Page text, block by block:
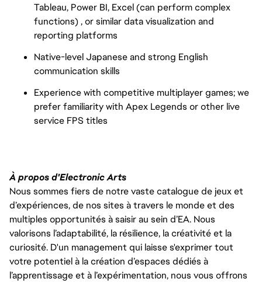
Tableau, Power BI, Excel (can perform complex
functions) , or similar data visualization and
reporting platforms
Native-level Japanese and strong English
communication skills
Experience with competitive multiplayer games; we
prefer familiarity with Apex Legends or other live
service FPS titles
À propos d'Electronic Arts
Nous sommes fiers de notre vaste catalogue de jeux et
d’expériences, de nos sites à travers le monde et des
multiples opportunités à saisir au sein d’EA. Nous
valorisons l’adaptabilité, la résilience, la créativité et la
curiosité. D'un management qui laisse s'exprimer tout
votre potentiel à la création d’espaces dédiés à
l’apprentissage et à l’expérimentation, nous vous offrons